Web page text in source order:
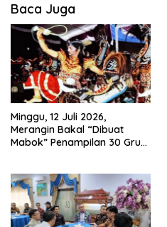
Baca Juga
Minggu, 12 Juli 2026,
Merangin Bakal “Dibuat
Mabok” Penampilan 30 Grup